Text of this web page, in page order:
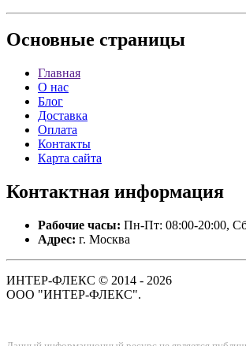
Основные страницы
Главная
О нас
Блог
Доставка
Оплата
Контакты
Карта сайта
Контактная информация
Рабочие часы: Пн-Пт: 08:00-20:00,
Адрес: г. Москва
ИНТЕР-ФЛЕКС © 2014 - 2026
ООО "ИНТЕР-ФЛЕКС".